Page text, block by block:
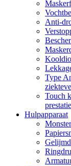
Anti-
Type
Touch
Hulpapparaat